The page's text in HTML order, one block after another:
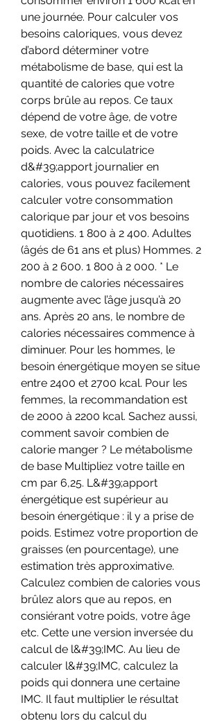
une journée. Pour calculer vos
besoins caloriques, vous devez
d’abord déterminer votre
métabolisme de base, qui est la
quantité de calories que votre
corps brûle au repos. Ce taux
dépend de votre âge, de votre
sexe, de votre taille et de votre
poids. Avec la calculatrice
d&#39;apport journalier en
calories, vous pouvez facilement
calculer votre consommation
calorique par jour et vos besoins
quotidiens. 1 800 à 2 400. Adultes
(âgés de 61 ans et plus) Hommes. 2
200 à 2 600. 1 800 à 2 000. * Le
nombre de calories nécessaires
augmente avec l’âge jusqu’à 20
ans. Après 20 ans, le nombre de
calories nécessaires commence à
diminuer. Pour les hommes, le
besoin énergétique moyen se situe
entre 2400 et 2700 kcal. Pour les
femmes, la recommandation est
de 2000 à 2200 kcal. Sachez aussi,
comment savoir combien de
calorie manger ? Le métabolisme
de base Multipliez votre taille en
cm par 6,25. L&#39;apport
énergétique est supérieur au
besoin énergétique : il y a prise de
poids. Estimez votre proportion de
graisses (en pourcentage), une
estimation très approximative.
Calculez combien de calories vous
brûlez alors que au repos, en
consiérant votre poids, votre âge
etc. Cette une version inversée du
calcul de l&#39;IMC. Au lieu de
calculer l&#39;IMC, calculez la
poids qui donnera une certaine
IMC. Il faut multiplier le résultat
obtenu lors du calcul du